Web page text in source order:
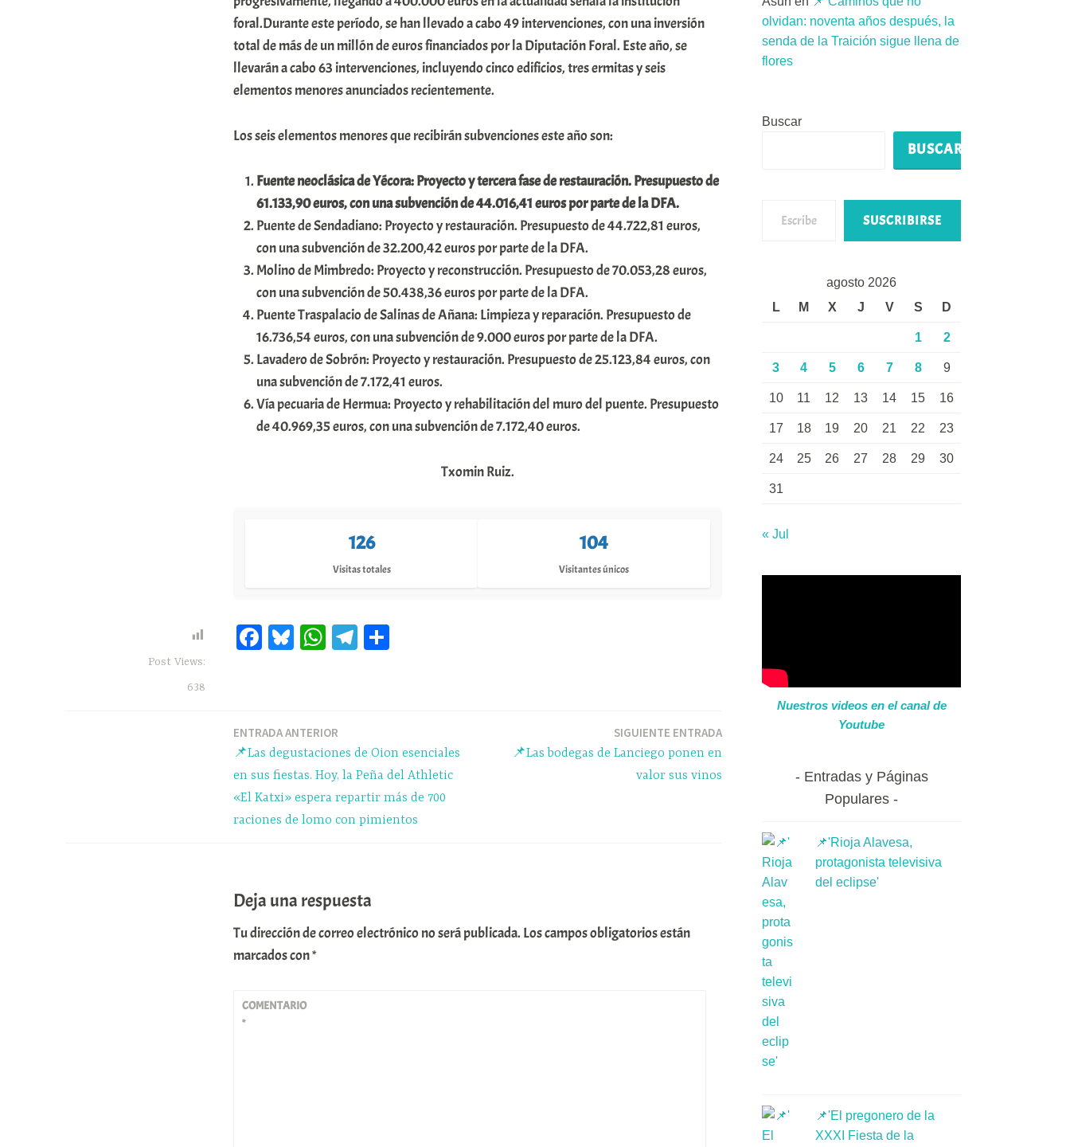
foral.Durante este período, se han llevado a cabo 49 intervenciones, con una inversión
total de más de un millón de euros financiados por la Diputación Foral. Este año, se
llevarán a cabo 63 intervenciones, incluyendo cinco edificios, tres ermitas y seis
elementos menores anunciados recientemente.
Los seis elementos menores que recibirán subvenciones este año son:
Fuente neoclásica de Yécora: Proyecto y tercera fase de restauración. Presupuesto de
61.133,90 euros, con una subvención de 44.016,41 euros por parte de la DFA.
Puente de Sendadiano: Proyecto y restauración. Presupuesto de 44.722,81 euros,
con una subvención de 32.200,42 euros por parte de la DFA.
Molino de Mimbredo: Proyecto y reconstrucción. Presupuesto de 70.053,28 euros,
con una subvención de 50.438,36 euros por parte de la DFA.
Puente Traspalacio de Salinas de Añana: Limpieza y reparación. Presupuesto de
16.736,54 euros, con una subvención de 9.000 euros por parte de la DFA.
Lavadero de Sobrón: Proyecto y restauración. Presupuesto de 25.123,84 euros, con
una subvención de 7.172,41 euros.
Vía pecuaria de Hermua: Proyecto y rehabilitación del muro del puente. Presupuesto
de 40.969,35 euros, con una subvención de 7.172,40 euros.
Txomin Ruiz.
126
Visitas totales
104
Visitantes únicos
Post Views:
638
Fa Bl W
pp
Te
m
r
ENTRADA ANTERIOR
📌Las degustaciones de Oion esenciales
en sus fiestas. Hoy, la Peña del Athletic
«El Katxi» espera repartir más de 700
raciones de lomo con pimientos
SIGUIENTE ENTRADA
📌Las bodegas de Lanciego ponen en
valor sus vinos
Deja una respuesta
Tu dirección de correo electrónico no será publicada. Los campos obligatorios están
marcados con*
COMENTARIO
*
olvidan: noventa años después, la
senda de la Traición sigue llena de
flores
Buscar
BUSCAR
SUSCRIBIRSE
agosto 2026
L
M X J V S D
1 2
3 4 5 6 7 8 9
10 11 12 13 14 15 16
17 18 19 20 21 22 23
24 25 26 27 28 29 30
31
« Jul
Nuestros videos en el canal de
Youtube
Entradas y Páginas
Populares
📌'Rioja Alavesa,
protagonista televisiva
del eclipse'
📌'El pregonero de la
XXXI Fiesta de la